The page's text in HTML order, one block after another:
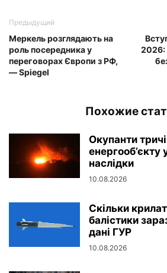
Предыдущий
Меркель розглядають на
роль посередника у
переговорах Європи з РФ,
— Spiegel
2026:
Похожие
Окупанти
енергооб’єкту
наслідки
10.08.2026
Скільки
балістики
дані ГУР
10.08.2026